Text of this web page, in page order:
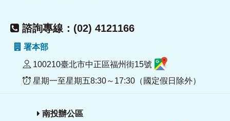
諮詢專線：(02) 4121166
署本部
100210臺北市中正區福州街15號
星期一至星期五8:30～17:30（國定假日除外）
南投辦公區